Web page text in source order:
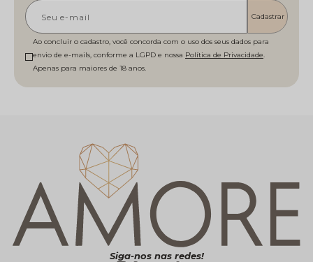
Cadastrar
Ao concluir o cadastro, você concorda com o uso dos seus dados para
envio de e-mails, conforme a LGPD e nossa Política de Privacidade
Siga-nos nas redes!